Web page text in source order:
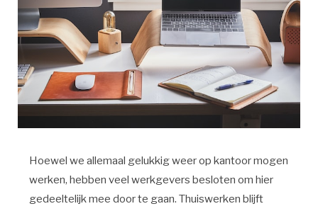
Hoewel we allemaal gelukkig weer op kantoor mogen
werken, hebben veel werkgevers besloten om hier
gedeeltelijk mee door te gaan. Thuiswerken blijft